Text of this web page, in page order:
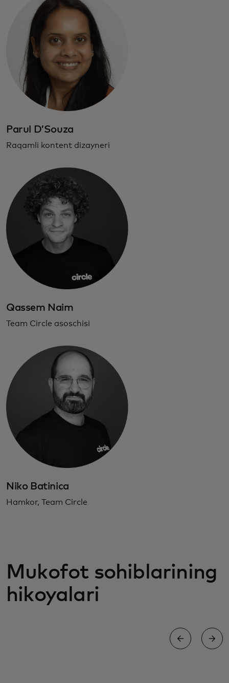
Parul D’Souza
Raqamli kontent dizayneri
Qassem Naim
Team Circle asoschisi
Niko Batinica
Hamkor, Team Circle
Mukofot sohiblarining
hikoyalari